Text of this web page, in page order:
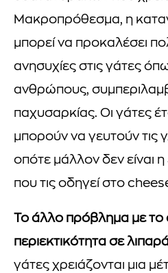
Μακροπρόθεσμα, η
μπορεί να προκαλέσει
ανησυχίες στις γάτες
ανθρώπους,
παχυσαρκίας. Οι γάτες
μπορούν να γευτούν τις
οπότε μάλλον δεν είναι
που τις οδηγεί στο
Το άλλο πρόβλημα με το
περιεκτικότητα σε
γάτες χρειάζονται μια